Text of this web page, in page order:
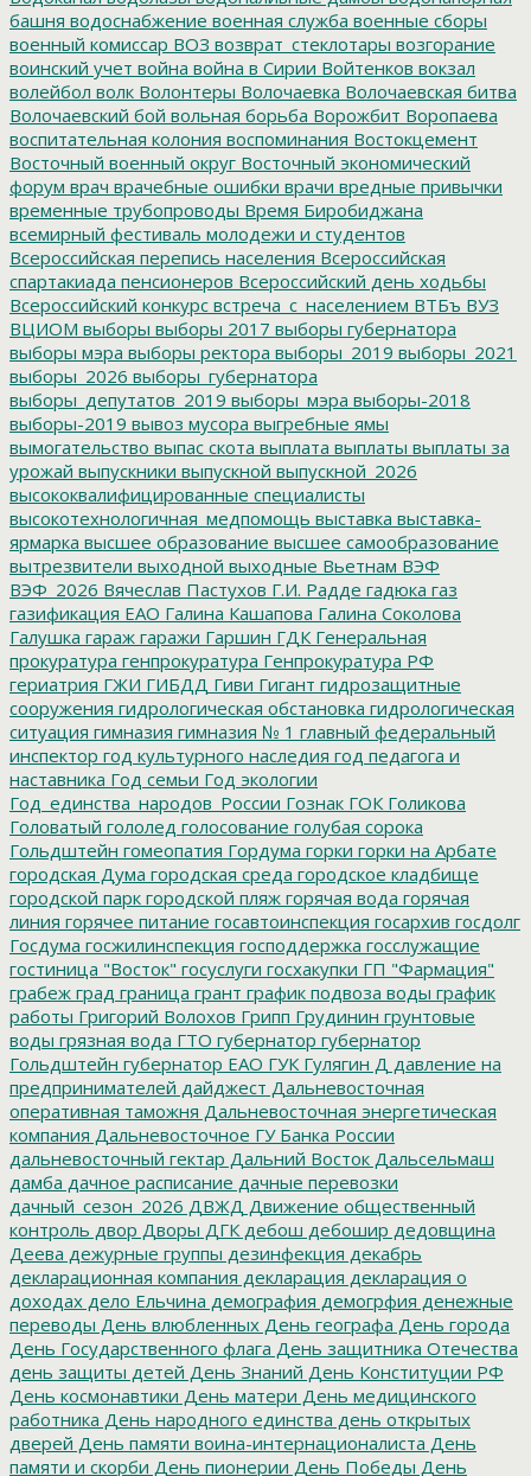
башня водоснабжение военная служба военные сборы
военный комиссар ВОЗ возврат_стеклотары возгорание
воинский учет война война в Сирии Войтенков вокзал
волейбол волк Волонтеры Волочаевка Волочаевская битва
Волочаевский бой вольная борьба Ворожбит Воропаева
воспитательная колония воспоминания Востокцемент
Восточный военный округ Восточный экономический
форум врач врачебные ошибки врачи вредные привычки
временные трубопроводы Время Биробиджана
всемирный фестиваль молодежи и студентов
Всероссийская перепись населения Всероссийская
спартакиада пенсионеров Всероссийский день ходьбы
Всероссийский конкурс встреча_с_населением ВТБъ ВУЗ
ВЦИОМ выборы выборы 2017 выборы губернатора
выборы мэра выборы ректора выборы_2019 выборы_2021
выборы_2026 выборы_губернатора
выборы_депутатов_2019 выборы_мэра выборы-2018
выборы-2019 вывоз мусора выгребные ямы
вымогательство выпас скота выплата выплаты выплаты за
урожай выпускники выпускной выпускной_2026
высококвалифицированные специалисты
высокотехнологичная_медпомощь выставка выставка-
ярмарка высшее образование высшее самообразование
вытрезвители выходной выходные Вьетнам ВЭФ
ВЭФ_2026 Вячеслав Пастухов Г.И. Радде гадюка газ
газификация ЕАО Галина Кашапова Галина Соколова
Галушка гараж гаражи Гаршин ГДК Генеральная
прокуратура генпрокуратура Генпрокуратура РФ
гериатрия ГЖИ ГИБДД Гиви Гигант гидрозащитные
сооружения гидрологическая обстановка гидрологическая
ситуация гимназия гимназия № 1 главный федеральный
инспектор год культурного наследия год педагога и
наставника Год семьи Год экологии
Год_единства_народов_России Гознак ГОК Голикова
Головатый гололед голосование голубая сорока
Гольдштейн гомеопатия Гордума горки горки на Арбате
городская Дума городская среда городское кладбище
городской парк городской пляж горячая вода горячая
линия горячее питание госавтоинспекция госархив госдолг
Госдума госжилинспекция господдержка госслужащие
гостиница "Восток" госуслуги госхакупки ГП "Фармация"
грабеж град граница грант график подвоза воды график
работы Григорий Волохов Грипп Грудинин грунтовые
воды грязная вода ГТО губернатор губернатор
Гольдштейн губернатор ЕАО ГУК Гулягин Д давление на
предпринимателей дайджест Дальневосточная
оперативная таможня Дальневосточная энергетическая
компания Дальневосточное ГУ Банка России
дальневосточный гектар Дальний Восток Дальсельмаш
дамба дачное расписание дачные перевозки
дачный_сезон_2026 ДВЖД Движение общественный
контроль двор Дворы ДГК дебош дебошир дедовщина
Деева дежурные группы дезинфекция декабрь
декларационная компания декларация декларация о
доходах дело Ельчина демография демогрфия денежные
переводы День влюбленных День географа День города
День Государственного флага День защитника Отечества
день защиты детей День Знаний День Конституции РФ
День космонавтики День матери День медицинского
работника День народного единства день открытых
дверей День памяти воина-интернационалиста День
памяти и скорби День пионерии День Победы День